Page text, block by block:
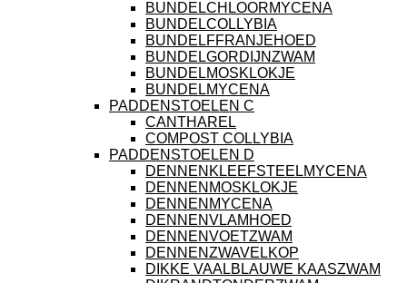
BUNDELCHLOORMYCENA
BUNDELCOLLYBIA
BUNDELFFRANJEHOED
BUNDELGORDIJNZWAM
BUNDELMOSKLOKJE
BUNDELMYCENA
PADDENSTOELEN C
CANTHAREL
COMPOST COLLYBIA
PADDENSTOELEN D
DENNENKLEEFSTEELMYCENA
DENNENMOSKLOKJE
DENNENMYCENA
DENNENVLAMHOED
DENNENVOETZWAM
DENNENZWAVELKOP
DIKKE VAALBLAUWE KAASZWAM